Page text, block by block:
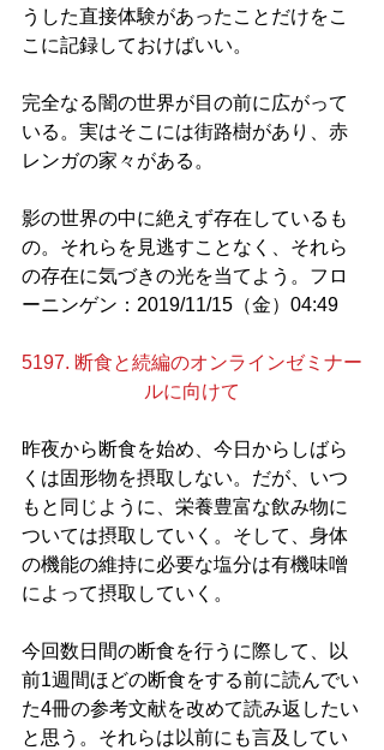
うした直接体験があったことだけをこ
こに記録しておけばいい。
完全なる闇の世界が目の前に広がって
いる。実はそこには街路樹があり、赤
レンガの家々がある。
影の世界の中に絶えず存在しているも
の。それらを見逃すことなく、それら
の存在に気づきの光を当てよう。フロ
ーニンゲン：2019/11/15（金）04:49
5197. 断食と続編のオンラインゼミナー
ルに向けて
昨夜から断食を始め、今日からしばら
くは固形物を摂取しない。だが、いつ
もと同じように、栄養豊富な飲み物に
ついては摂取していく。そして、身体
の機能の維持に必要な塩分は有機味噌
によって摂取していく。
今回数日間の断食を行うに際して、以
前1週間ほどの断食をする前に読んでい
た4冊の参考文献を改めて読み返したい
と思う。それらは以前にも言及してい